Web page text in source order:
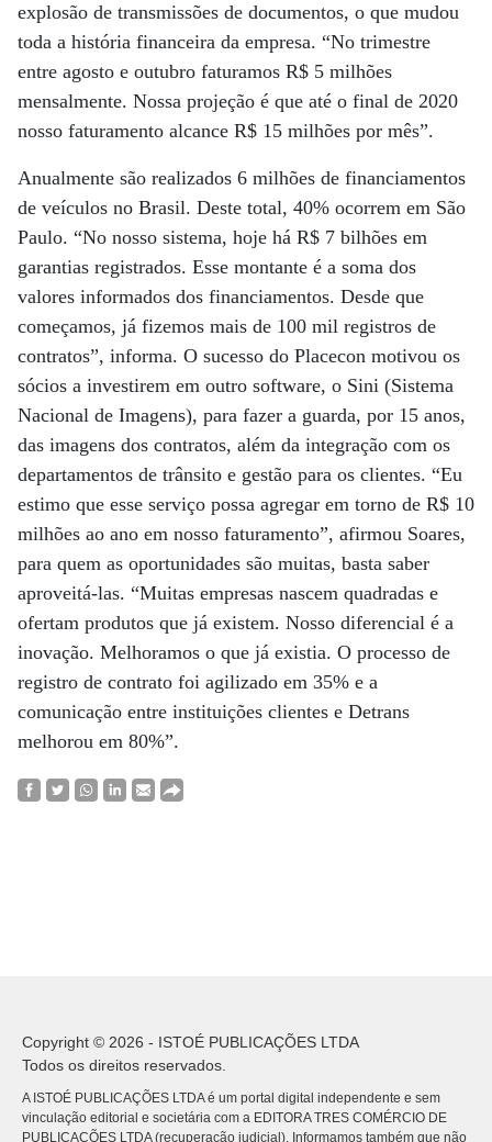
explosão de transmissões de documentos, o que mudou
toda a história financeira da empresa. “No trimestre
entre agosto e outubro faturamos R$ 5 milhões
mensalmente. Nossa projeção é que até o final de 2020
nosso faturamento alcance R$ 15 milhões por mês”.
Anualmente são realizados 6 milhões de financiamentos
de veículos no Brasil. Deste total, 40% ocorrem em São
Paulo. “No nosso sistema, hoje há R$ 7 bilhões em
garantias registrados. Esse montante é a soma dos
valores informados dos financiamentos. Desde que
começamos, já fizemos mais de 100 mil registros de
contratos”, informa. O sucesso do Placecon motivou os
sócios a investirem em outro software, o Sini (Sistema
Nacional de Imagens), para fazer a guarda, por 15 anos,
das imagens dos contratos, além da integração com os
departamentos de trânsito e gestão para os clientes. “Eu
estimo que esse serviço possa agregar em torno de R$ 10
milhões ao ano em nosso faturamento”, afirmou Soares,
para quem as oportunidades são muitas, basta saber
aproveitá-las. “Muitas empresas nascem quadradas e
ofertam produtos que já existem. Nosso diferencial é a
inovação. Melhoramos o que já existia. O processo de
registro de contrato foi agilizado em 35% e a
comunicação entre instituições clientes e Detrans
melhorou em 80%”.
Copyright © 2026 - ISTOÉ PUBLICAÇÕES LTDA
Todos os direitos reservados.
A ISTOÉ PUBLICAÇÕES LTDA é um portal digital independente e sem
vinculação editorial e societária com a EDITORA TRES COMÉRCIO DE
PUBLICACÕES LTDA (recuperação judicial). Informamos também que não